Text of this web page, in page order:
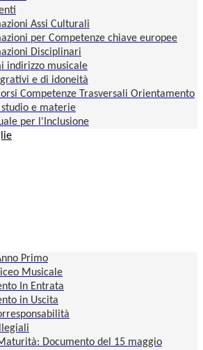
Assi Culturali
per Competenze chiave europee
Disciplinari
indirizzo musicale
e di idoneità
Competenze Trasversali Orientamento
e materie
per l'Inclusione
Primo
Musicale
In Entrata
in Uscita
Documento del 15 maggio